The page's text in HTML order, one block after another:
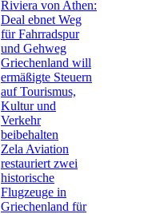
Riviera von Athen:
Deal ebnet Weg
für Fahrradspur
und Gehweg
Griechenland will
ermäßigte Steuern
auf Tourismus,
Kultur und
Verkehr
beibehalten
Zela Aviation
restauriert zwei
historische
Flugzeuge in
Griechenland für